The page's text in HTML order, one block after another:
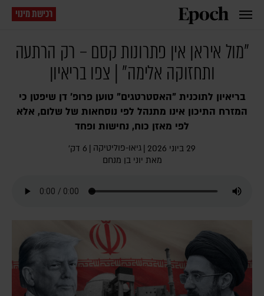
רכישת מינוי
"מול איראן אין פתרונות קסם – רק הרתעה
ותחזוקה אלימה" | צפו בריאיון
בריאיון לתוכנית "האסטרטגים" טוען פרופ' דן שיפטן כי
המזרח התיכון אינו מתנהל לפי נוסחאות של שלום, אלא
לפי מאזן כוח, נחישות ופחד
29 ביוני 2026 | גיאו-פוליטיקה | 6 דק׳
מאת יוני בן מנחם